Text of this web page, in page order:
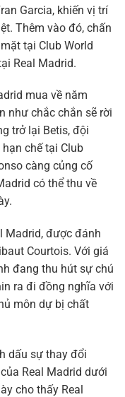
Garcia, khiến vị trí
Thêm vào đó, chấn
tại Club World
Real Madrid.
mua về năm
như chắc chắn sẽ rời
trở lại Betis, đội
chế tại Club
càng củng cố
có thể thu về
Madrid, được đánh
Courtois. Với giá
đang thu hút sự chú
ra đi đồng nghĩa với
môn dự bị chất
dấu sự thay đổi
Real Madrid dưới
cho thấy Real